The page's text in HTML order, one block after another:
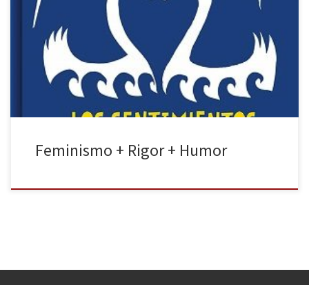
Random House, presenta en España el cómic Los sentimientos del
príncipe Carlos, de Liv Strömquist, publicado originalmente en
2010. En esta obra, la ilustradora e historietista sueca —además de
locutora de radio y televisión y activista feminista— plantea un
análisis socio-cultural […]
Feminismo + Rigor + Humor